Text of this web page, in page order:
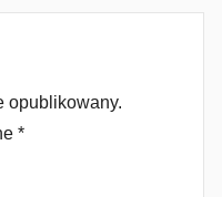
opublikowany.
*